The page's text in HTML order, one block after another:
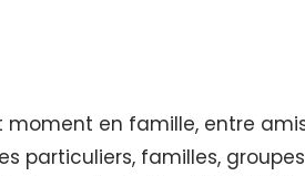
en famille, entre
familles,